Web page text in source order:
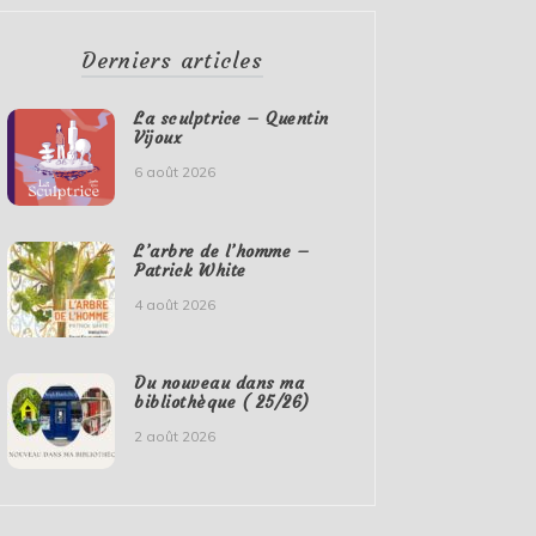
Derniers articles
La sculptrice – Quentin
Vijoux
6 août 2026
L’arbre de l’homme –
Patrick White
4 août 2026
Du nouveau dans ma
bibliothèque ( 25/26)
2 août 2026